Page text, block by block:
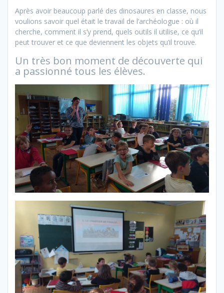
Après avoir beaucoup parlé des dinosaures en classe, nous
voulions savoir quel était le travail de l’archéologue : où il
cherche, comment il s’y prend, quels outils il utilise, ce qu’il
peut trouver et ce que deviennent les objets qu’il trouve.
Un très bon moment de découverte qui
a passionné tous les élèves.